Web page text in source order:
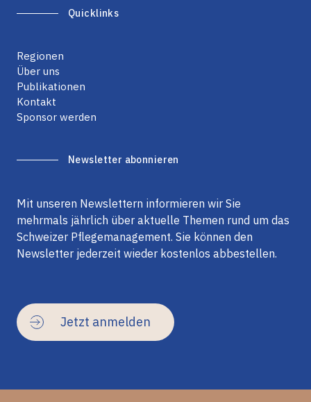
Quicklinks
Regionen
Über uns
Publikationen
Kontakt
Sponsor werden
Newsletter abonnieren
Mit unseren Newslettern informieren wir Sie
mehrmals jährlich über aktuelle Themen rund um das
Schweizer Pflegemanagement. Sie können den
Newsletter jederzeit wieder kostenlos abbestellen.
Jetzt anmelden